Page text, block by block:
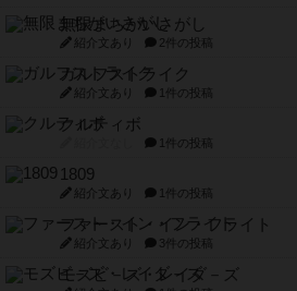
無限まちがいさがし
紹介文あり 2件の投稿
ガルフストライク
紹介文あり 1件の投稿
クルティボ
1件の投稿
1809
紹介文あり 1件の投稿
ファースト・イン・フライト
紹介文あり 3件の投稿
モズビ－ズ・レイダ－ズ